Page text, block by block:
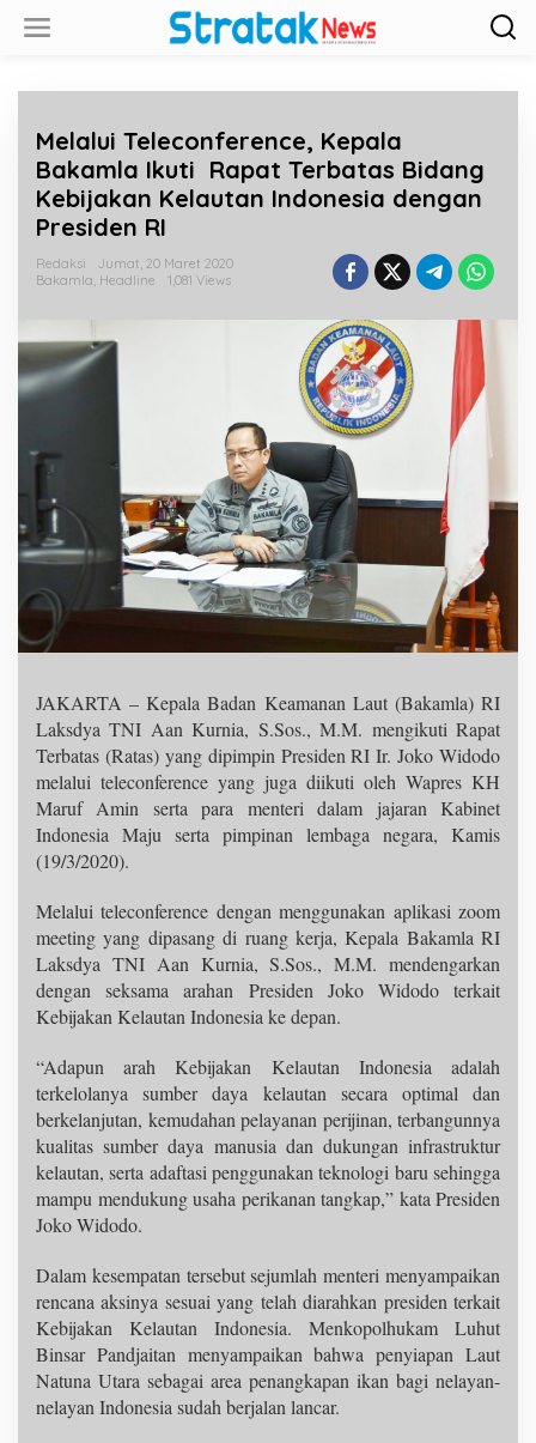
Melalui Teleconference, Kepala
Bakamla Ikuti Rapat Terbatas Bidang
Kebijakan Kelautan Indonesia dengan
Presiden RI
Redaksi
Jumat, 20 Maret 2020
Bakamla, Headline 1,081 Views
JAKARTA – Kepala Badan Keamanan Laut (Bakamla) RI
Laksdya TNI Aan Kurnia, S.Sos., M.M. mengikuti Rapat
Terbatas (Ratas) yang dipimpin Presiden RI Ir. Joko Widodo
melalui teleconference yang juga diikuti oleh Wapres KH
Maruf Amin serta para menteri dalam jajaran Kabinet
Indonesia Maju serta pimpinan lembaga negara, Kamis
(19/3/2020).
Melalui teleconference dengan menggunakan aplikasi zoom
meeting yang dipasang di ruang kerja, Kepala Bakamla RI
Laksdya TNI Aan Kurnia, S.Sos., M.M. mendengarkan
dengan seksama arahan Presiden Joko Widodo terkait
Kebijakan Kelautan Indonesia ke depan.
“Adapun arah Kebijakan Kelautan Indonesia adalah
terkelolanya sumber daya kelautan secara optimal dan
berkelanjutan, kemudahan pelayanan perijinan, terbangunnya
kualitas sumber daya manusia dan dukungan infrastruktur
kelautan, serta adaftasi penggunakan teknologi baru sehingga
mampu mendukung usaha perikanan tangkap,” kata Presiden
Joko Widodo.
Dalam kesempatan tersebut sejumlah menteri menyampaikan
rencana aksinya sesuai yang telah diarahkan presiden terkait
Kebijakan Kelautan Indonesia. Menkopolhukam Luhut
Binsar Pandjaitan menyampaikan bahwa penyiapan Laut
Natuna Utara sebagai area penangkapan ikan bagi nelayan-
nelayan Indonesia sudah berjalan lancar.